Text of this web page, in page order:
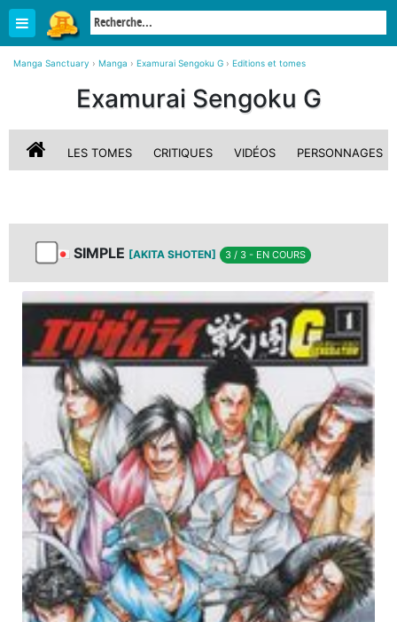
Manga Sanctuary › Manga › Examurai Sengoku G › Editions et tomes
Examurai Sengoku G
LES TOMES CRITIQUES VIDÉOS PERSONNAGES
SIMPLE [AKITA SHOTEN] 3 / 3 - EN COURS